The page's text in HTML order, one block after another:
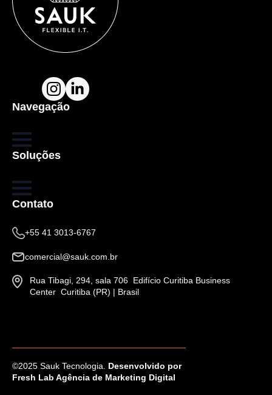
Navegação
Soluções
Contato
+55 41 3013-6767
comercial@sauk.com.br
Rua Tibagi, 294, sala 706 Edifício Curitiba Business
Center Curitiba (PR) | Brasil
©2025 Sauk Tecnologia. Desenvolvido por
Fresh Lab Agência de Marketing Digital